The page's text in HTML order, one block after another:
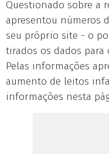
Questionado sobre a
apresentou números
seu próprio site - o
tirados os dados para
Pelas informações
aumento de leitos
informações nesta